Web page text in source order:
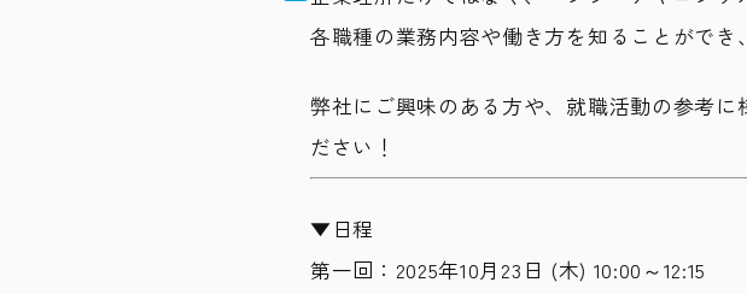
各職種の業務内容や働き方を知ることができ
弊社にご興味のある方や、就職活動の参考
ださい！
▼日程
第一回：2025年10月23日 (木) 10:00～12:15